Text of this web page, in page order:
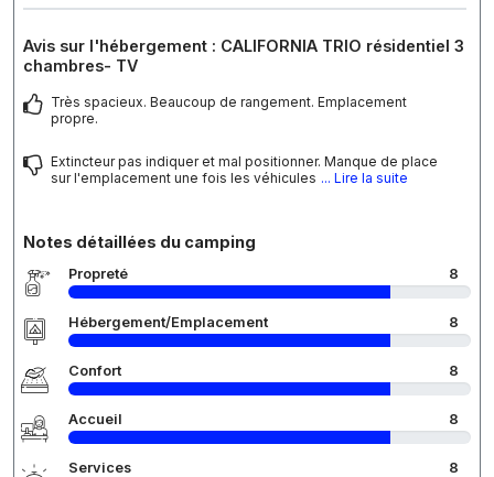
Avis sur l'hébergement : CALIFORNIA TRIO résidentiel 3
chambres- TV
Très spacieux. Beaucoup de rangement. Emplacement
propre.
Extincteur pas indiquer et mal positionner. Manque de place
sur l'emplacement une fois les véhicules ... Lire la suite
Notes détaillées du camping
Propreté 8
Hébergement/Emplacement 8
Confort 8
Accueil 8
Services 8